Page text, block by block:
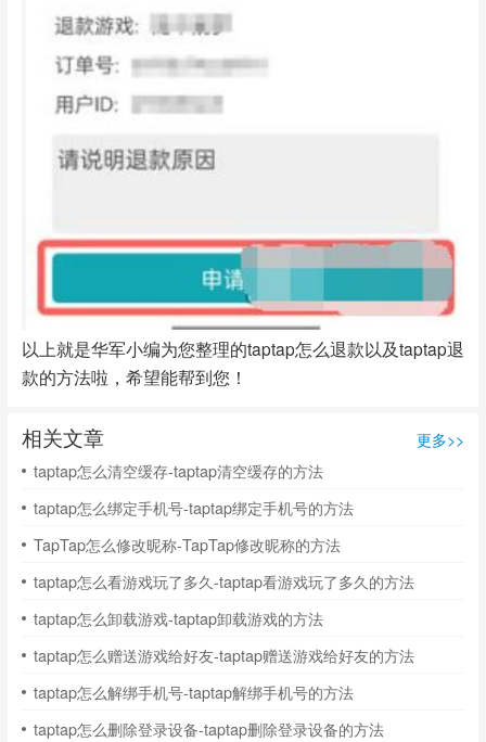
以上就是华军小编为您整理的taptap怎么退款以及taptap退
款的方法啦，希望能帮到您！
相关文章
更多>>
taptap怎么清空缓存-taptap清空缓存的方法
taptap怎么绑定手机号-taptap绑定手机号的方法
TapTap怎么修改昵称-TapTap修改昵称的方法
taptap怎么看游戏玩了多久-taptap看游戏玩了多久的方法
taptap怎么卸载游戏-taptap卸载游戏的方法
taptap怎么赠送游戏给好友-taptap赠送游戏给好友的方法
taptap怎么解绑手机号-taptap解绑手机号的方法
taptap怎么删除登录设备-taptap删除登录设备的方法